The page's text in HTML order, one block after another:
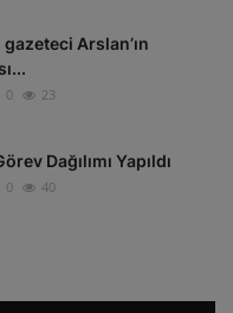
gazeteci Arslan’ın
0 23
Dağılımı Yapıldı
0 40